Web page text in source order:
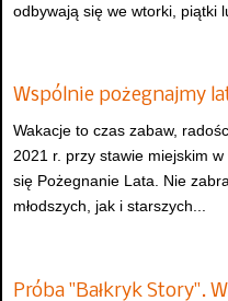
odbywają się we wtorki, piątki
Wspólnie pożegnajmy
Wakacje to czas zabaw,
2021 r. przy stawie miejskim
się Pożegnanie Lata. Nie
młodszych, jak i starszych...
Próba "Bałkryk Story".